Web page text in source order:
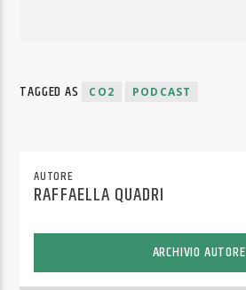
TAGGED AS CO2 PODCAST
AUTORE
RAFFAELLA QUADRI
ARCHIVIO AUTORE